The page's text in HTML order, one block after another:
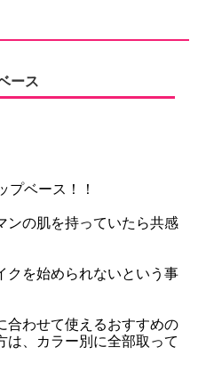
ース
プベース！！
ンの肌を持っていたら共感
クを始められないという事
合わせて使えるおすすめの
は、カラー別に全部取って